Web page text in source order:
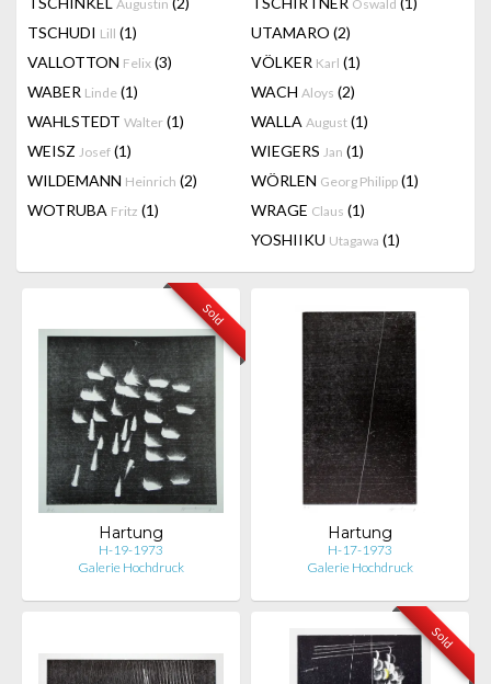
Augustin Oswald
TSCHUDI Lill (1) UTAMARO (2)
VALLOTTON Felix (3) VÖLKER Karl (1)
WABER Linde (1) WACH Aloys (2)
WAHLSTEDT Walter (1) WALLA August (1)
WEISZ Josef (1) WIEGERS Jan (1)
WILDEMANN Heinrich (2) WÖRLEN Georg Philipp (1)
WOTRUBA Fritz (1) WRAGE Claus (1)
YOSHIIKU Utagawa (1)
Sold
Hartung
H-19-1973
Galerie Hochdruck
Hartung
H-17-1973
Galerie Hochdruck
Sold